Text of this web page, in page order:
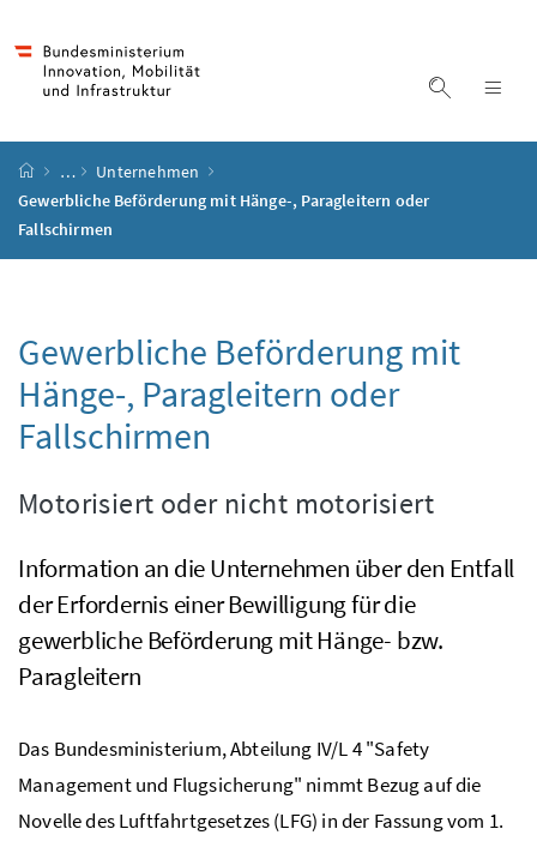
Suche
Startseite
…
Unternehmen
Gewerbliche Beförderung mit Hänge-, Paragleitern oder
Fallschirmen
Gewerbliche Beförderung mit
Hänge-, Paragleitern oder
Fallschirmen
Motorisiert oder nicht motorisiert
Information an die Unternehmen über den Entfall
der Erfordernis einer Bewilligung für die
gewerbliche Beförderung mit Hänge- bzw.
Paragleitern
Das Bundesministerium, Abteilung IV/L 4 "Safety
Managementund Flugsicherung" nimmt Bezug auf die
Novelle des Luftfahrtgesetzes (LFG) in der Fassungvom 1.